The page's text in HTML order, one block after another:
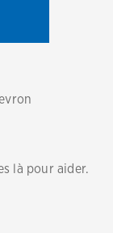
là pour aider.